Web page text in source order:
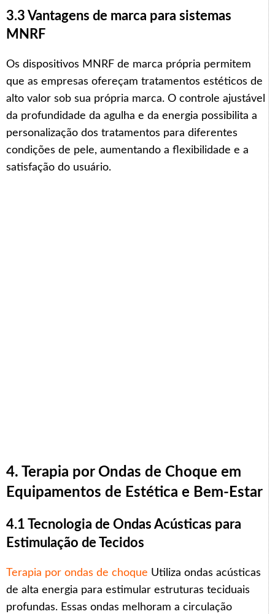
3.3 Vantagens de marca para sistemas
MNRF
Os dispositivos MNRF de marca própria permitem
que as empresas ofereçam tratamentos estéticos de
alto valor sob sua própria marca. O controle ajustável
da profundidade da agulha e da energia possibilita a
personalização dos tratamentos para diferentes
condições de pele, aumentando a flexibilidade e a
satisfação do usuário.
4. Terapia por Ondas de Choque em
Equipamentos de Estética e Bem-Estar
4.1 Tecnologia de Ondas Acústicas para
Estimulação de Tecidos
Terapia por ondas de choque Utiliza ondas acústicas
de alta energia para estimular estruturas teciduais
profundas. Essas ondas melhoram a circulação